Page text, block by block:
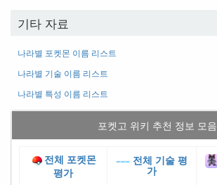
기타 자료
나라별 포켓몬 이름 리스트
나라별 기술 이름 리스트
나라별 특성 이름 리스트
포켓고 위키 추천 정보 모음
전체 포켓몬
평가
전체 기술 평
가